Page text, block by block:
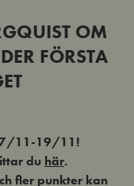
OM
FÖRSTA
11-19/11!
du här.
fler punkter kan